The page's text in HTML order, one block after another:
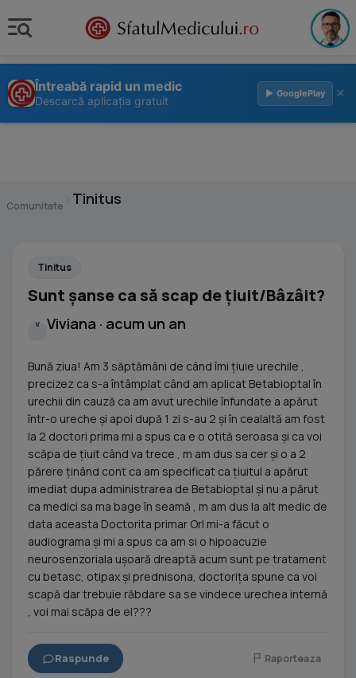
Întreabă rapid un medic
Descarcă aplicația gratuit
▶ GooglePlay ×
Comunitate Tinitus
Tinitus
Sunt șanse ca să scap de țiuit/Bâzâit?
V Viviana · acum un an
Bună ziua! Am 3 săptămâni de când îmi țiuie urechile ,
precizez ca s-a întâmplat când am aplicat Betabioptal în
urechii din cauză ca am avut urechile înfundate a apărut
într-o ureche și apoi după 1 zi s-au 2 și în cealaltă am fost
la 2 doctori prima mi a spus ca e o otită seroasa și ca voi
scăpa de țiuit când va trece , m am dus sa cer și o a 2
părere ținând cont ca am specificat ca țiuitul a apărut
imediat dupa administrarea de Betabioptal și nu a părut
ca medici sa ma bage în seamă , m am dus la alt medic de
data aceasta Doctorita primar Orl mi-a făcut o
audiograma și mi a spus ca am si o hipoacuzie
neurosenzoriala ușoară dreaptă acum sunt pe tratament
cu betasc, otipax și prednisona, doctorița spune ca voi
scapă dar trebuie răbdare sa se vindece urechea internă
, voi mai scăpa de el???
Raspunde Raporteaza